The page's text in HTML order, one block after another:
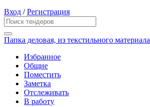
Вход /Регистрация
Папка деловая, из текстильного материала
Избранное
Общие
Поместить
Заметка
Отслеживать
В работу